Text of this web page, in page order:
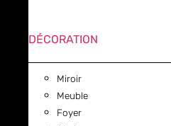
DÉCORATION
Miroir
Meuble
Foyer